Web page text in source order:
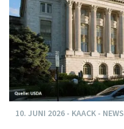
10. JUNI 2026 - KAACK - NEWS